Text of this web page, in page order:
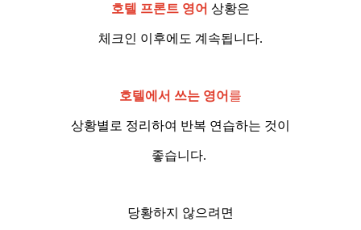
호텔 프론트 영어 상황은
체크인 이후에도 계속됩니다.
호텔에서 쓰는 영어 를
상황별로 정리하여 반복 연습하는 것이
좋습니다.
당황하지 않으려면